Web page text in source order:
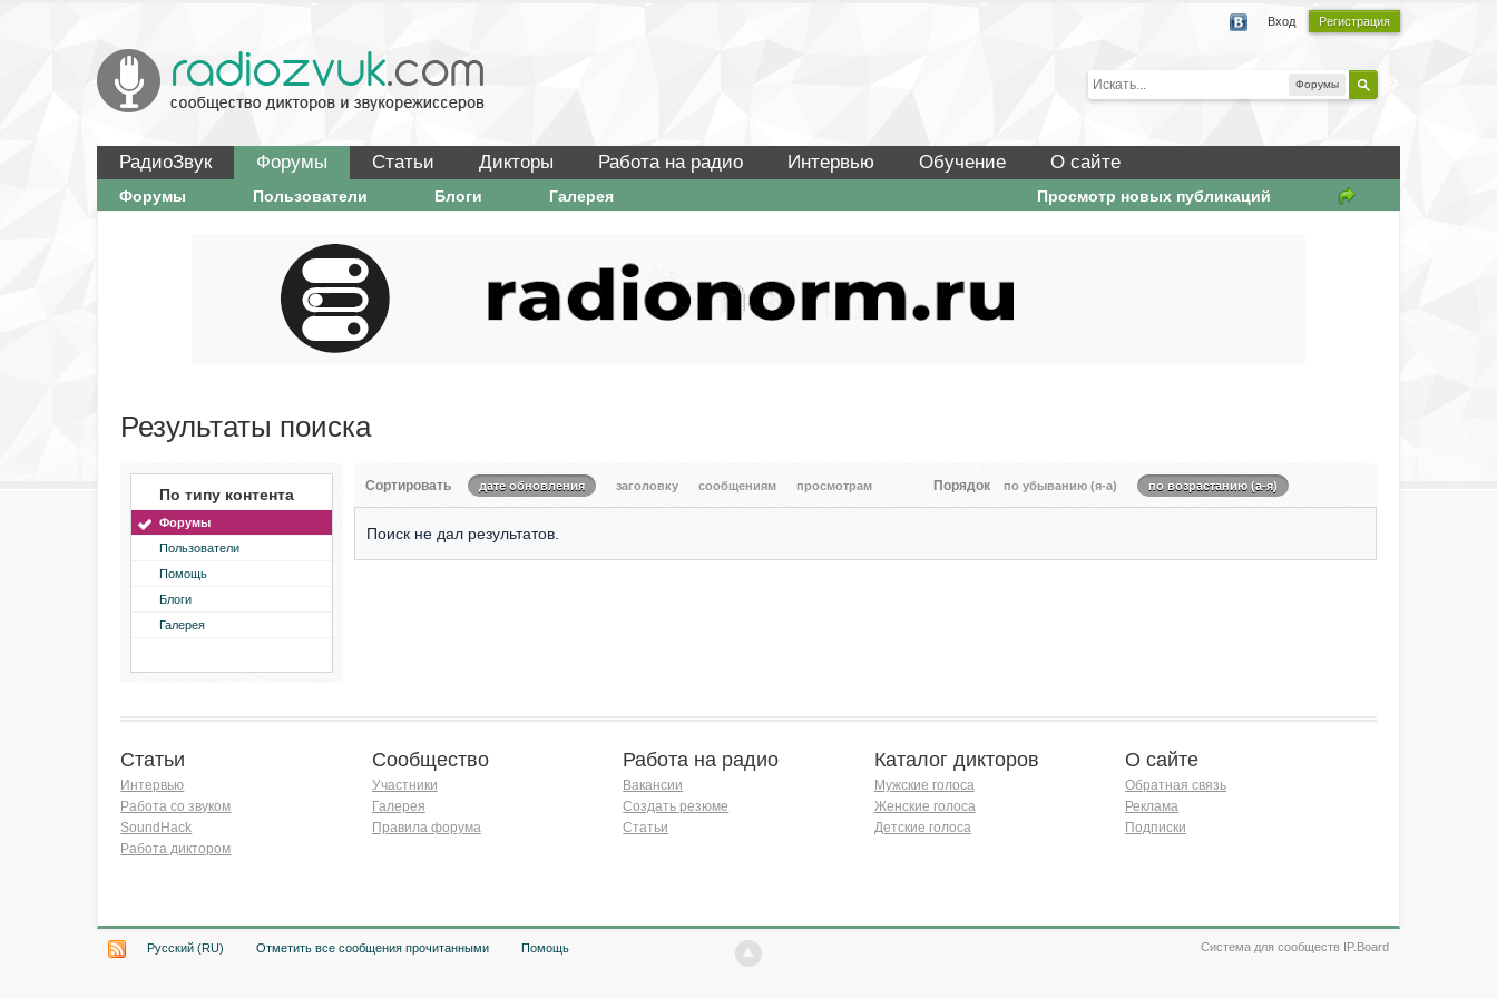
Вход Регистрация
Форумы
РадиоЗвук Форумы Статьи Дикторы Работа на радио Интервью Обучение О сайте
Просмотр новых публикаций
Форумы Пользователи Блоги Галерея
Результаты поиска
По типу контента
Форумы
Пользователи
Помощь
Блоги
Галерея
Сортировать дате обновления заголовку сообщениям просмотрам Порядок по убыванию (я-а) по возрастанию (а-я)
Поиск не дал результатов.
Статьи
Интервью
Работа со звуком
SoundHack
Работа диктором
Сообщество
Участники
Галерея
Правила форума
Работа на радио
Вакансии
Создать резюме
Статьи
Каталог дикторов
Мужские голоса
Женские голоса
Детские голоса
О сайте
Обратная связь
Реклама
Подписки
Русский (RU) Отметить все сообщения прочитанными Помощь Система для сообществ IP.Board